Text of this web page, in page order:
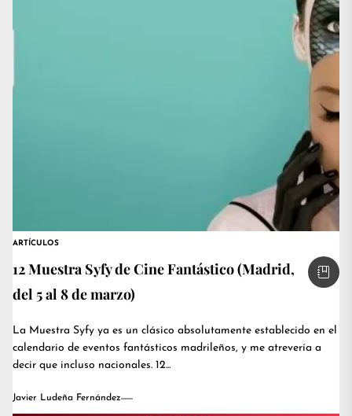
ARTÍCULOS
12 Muestra Syfy de Cine Fantástico (Madrid,
del 5 al 8 de marzo)
La Muestra Syfy ya es un clásico absolutamente establecido en el
calendario de eventos fantásticos madrileños, y me atrevería a
decir que incluso nacionales. 12...
Javier Ludeña Fernández